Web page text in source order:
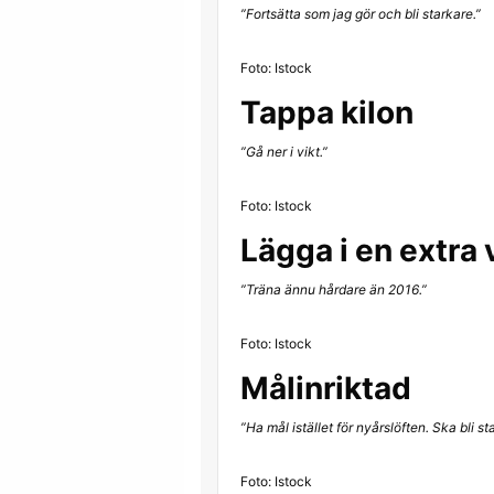
”Fortsätta som jag gör och bli starkare.”
Foto: Istock
Tappa kilon
”Gå ner i vikt.”
Foto: Istock
Lägga i en extra
”Träna ännu hårdare än 2016.”
Foto: Istock
Målinriktad
”Ha mål istället för nyårslöften. Ska bli
Foto: Istock